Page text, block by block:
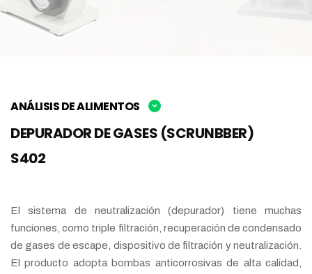
ANÁLISIS DE ALIMENTOS
DEPURADOR DE GASES (SCRUNBBER)
S402
El sistema de neutralización (depurador) tiene muchas
funciones, como triple filtración, recuperación de condensado
de gases de escape, dispositivo de filtración y neutralización.
El producto adopta bombas anticorrosivas de alta calidad,